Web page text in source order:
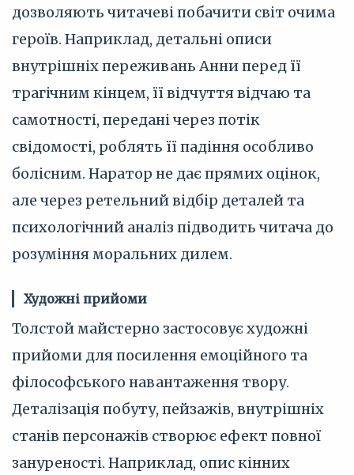
дозволяють читачеві побачити світ очима
героїв. Наприклад, детальні описи
внутрішніх переживань Анни перед її
трагічним кінцем, її відчуття відчаю та
самотності, передані через потік
свідомості, роблять її падіння особливо
болісним. Наратор не дає прямих оцінок,
але через ретельний відбір деталей та
психологічний аналіз підводить читача до
розуміння моральних дилем.
Художні прийоми
Толстой майстерно застосовує художні
прийоми для посилення емоційного та
філософського навантаження твору.
Деталізація побуту, пейзажів, внутрішніх
станів персонажів створює ефект повної
зануреності. Наприклад, опис кінних